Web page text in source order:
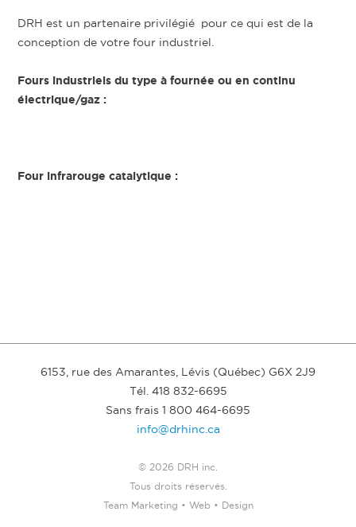
DRH est un partenaire privilégié pour ce qui est de la
conception de votre four industriel.
Fours industriels du type à fournée ou en continu
électrique/gaz :
Four infrarouge catalytique :
6153, rue des Amarantes, Lévis (Québec) G6X 2J9
Tél. 418 832-6695
Sans frais 1 800 464-6695
info@drhinc.ca
© 2026 DRH inc.
Tous droits réservés.
Team Marketing • Web • Design